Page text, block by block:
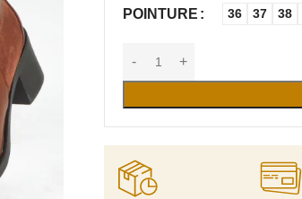
POINTURE 36 37 38